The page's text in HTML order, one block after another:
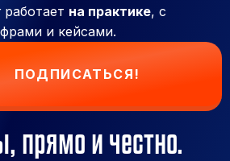
работает на практике, с
и кейсами.
ПОДПИСАТЬСЯ!
прямо и честно.